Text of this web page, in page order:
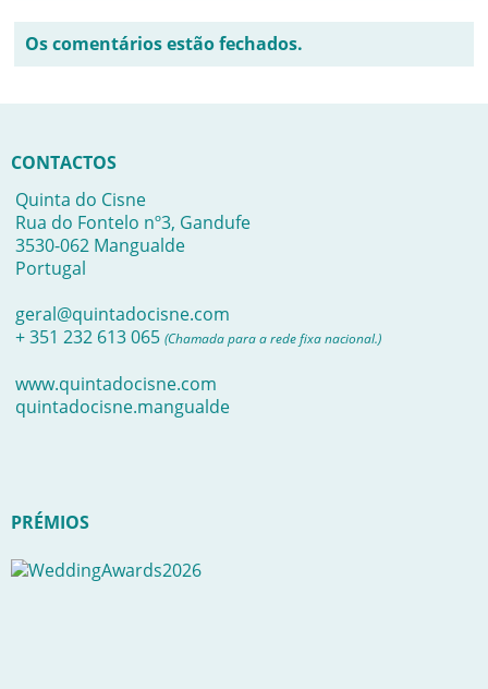
Os comentários estão fechados.
CONTACTOS
Quinta do Cisne
Rua do Fontelo nº3, Gandufe
3530-062 Mangualde
Portugal
geral@quintadocisne.com
+ 351 232 613 065 (Chamada para a rede fixa nacional.)
www.quintadocisne.com
quintadocisne.mangualde
PRÉMIOS